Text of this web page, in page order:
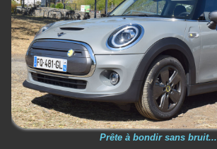
Prête à bondir sans bruit...